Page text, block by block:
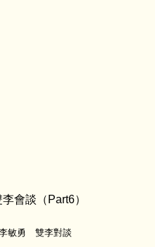
會談（Part6）
雙李對談